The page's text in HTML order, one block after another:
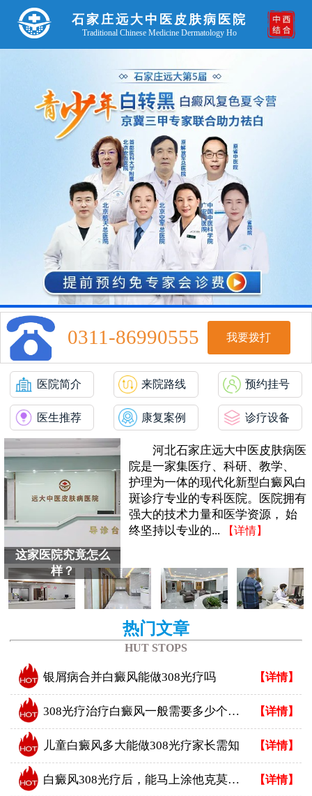
石家庄远大中医皮肤病医院
Traditional Chinese Medicine Dermatology Ho
0311-86990555 我要拨打
医院简介 来院路线 预约挂号
医生推荐 康复案例 诊疗设备
河北石家庄远大中医皮肤病医
院是一家集医疗、科研、教学、
护理为一体的现代化新型白癜风白
斑诊疗专业的专科医院。医院拥有
强大的技术力量和医学资源， 始
终坚持以专业的...
【详情】
这家医院究竟怎么
样？
热门文章
HUT STOPS
银屑病合并白癜风能做308光疗吗 【详情】
308光疗治疗白癜风一般需要多少个疗程 【详情】
儿童白癜风多大能做308光疗家长需知 【详情】
白癜风308光疗后，能马上涂他克莫司吗？正确做法看这里 【详情】